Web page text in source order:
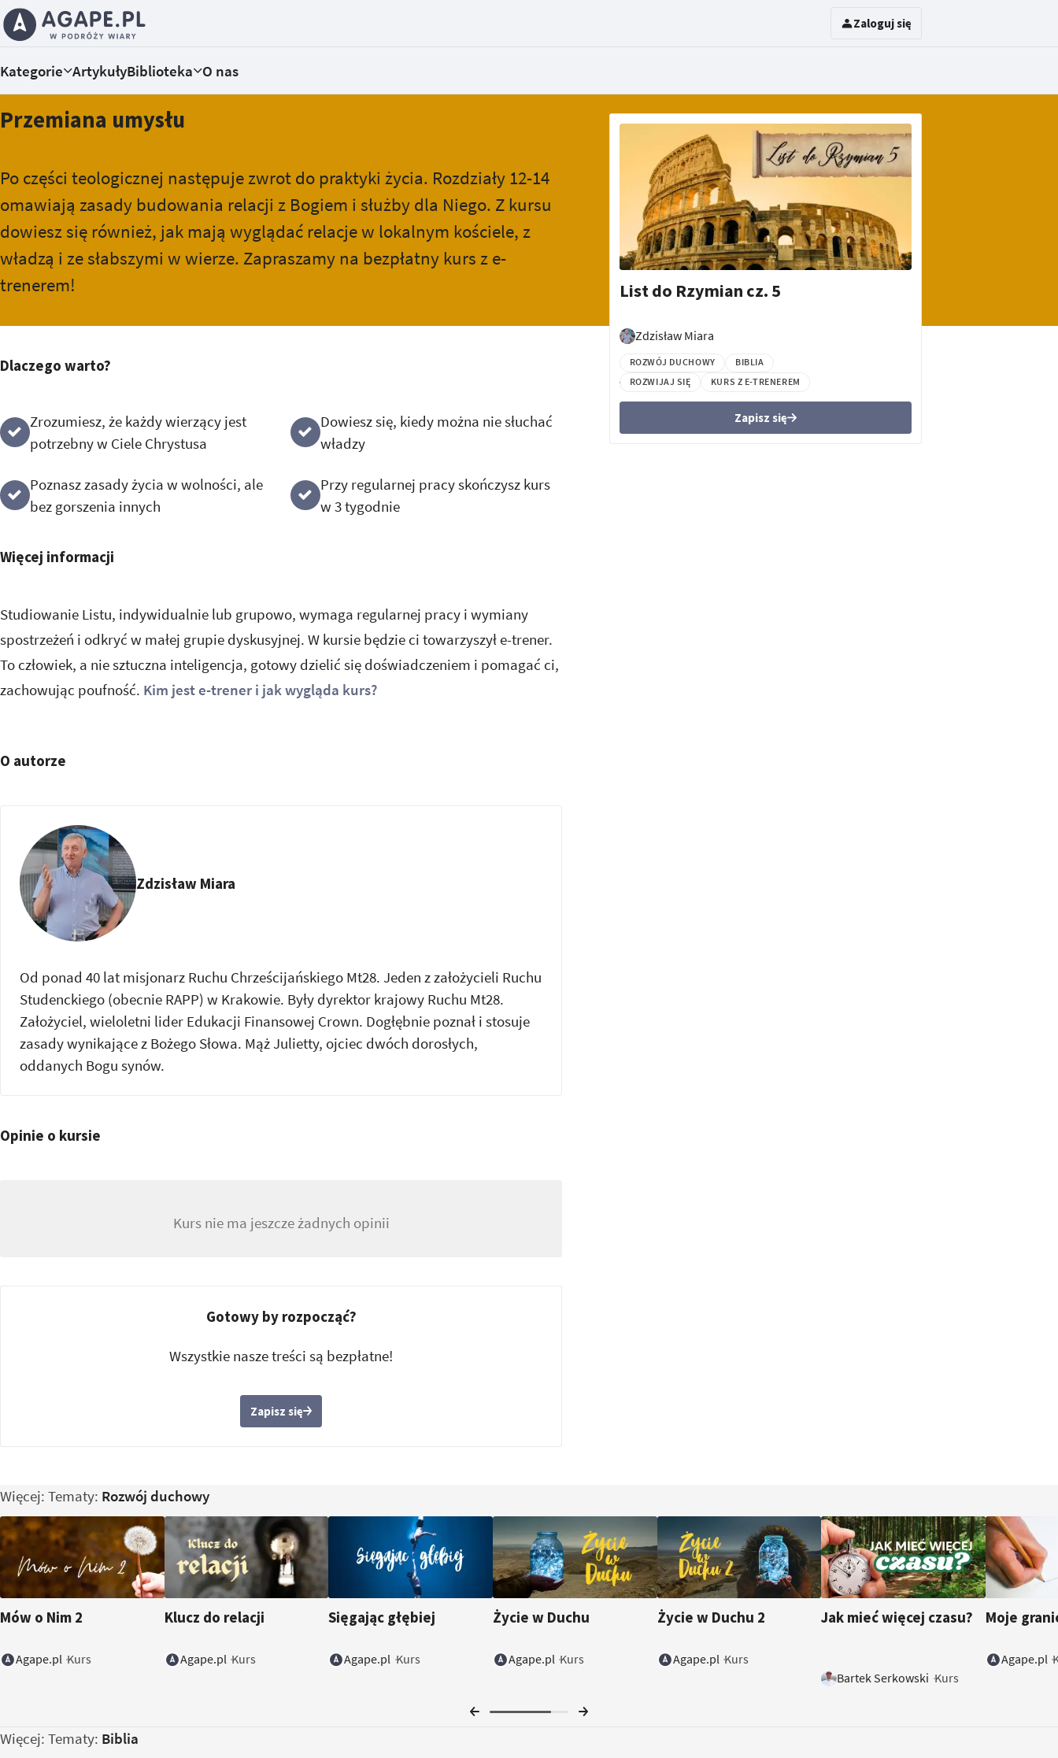
Zaloguj się
Kategorie ArtykułyBiblioteka O nas
Przemiana umysłu
Po części teologicznej następuje zwrot do praktyki życia. Rozdziały 12-14
omawiają zasady budowania relacji z Bogiem i służby dla Niego. Z kursu
dowiesz się również, jak mają wyglądać relacje w lokalnym kościele, z
władzą i ze słabszymi w wierze. Zapraszamy na bezpłatny kurs z e-
trenerem!
List do Rzymian cz. 5
Zdzisław Miara
ROZWÓJ DUCHOWY
BIBLIA
ROZWIJAJ SIĘ
KURS Z E-TRENEREM
Zapisz się
Dlaczego warto?
Zrozumiesz, że każdy wierzący jest
potrzebny w Ciele Chrystusa
Dowiesz się, kiedy można nie słuchać
władzy
Poznasz zasady życia w wolności, ale
bez gorszenia innych
Przy regularnej pracy skończysz kurs
w 3 tygodnie
Więcej informacji
Studiowanie Listu, indywidualnie lub grupowo, wymaga regularnej pracy i wymiany
spostrzeżeń i odkryć w małej grupie dyskusyjnej. W kursie będzie ci towarzyszył e-trener.
To człowiek, a nie sztuczna inteligencja, gotowy dzielić się doświadczeniem i pomagać ci,
zachowując poufność. Kim jest e-trener i jak wygląda kurs?
O autorze
Zdzisław Miara
Od ponad 40 lat misjonarz Ruchu Chrześcijańskiego Mt28. Jeden z założycieli Ruchu
Studenckiego (obecnie RAPP) w Krakowie. Były dyrektor krajowy Ruchu Mt28.
Założyciel, wieloletni lider Edukacji Finansowej Crown. Dogłębnie poznał i stosuje
zasady wynikające z Bożego Słowa. Mąż Julietty, ojciec dwóch dorosłych,
oddanych Bogu synów.
Opinie o kursie
Kurs nie ma jeszcze żadnych opinii
Gotowy by rozpocząć?
Wszystkie nasze treści są bezpłatne!
Zapisz się
Więcej: Tematy: Rozwój duchowy
Mów o Nim 2
Agape.pl Kurs
Klucz do relacji
Agape.pl Kurs
Sięgając głębiej
Agape.pl Kurs
Życie w Duchu
Agape.pl Kurs
Życie w Duchu 2
Agape.pl Kurs
Jak mieć więcej czasu?
Bartek Serkowski Kurs
Moje
Agape.pl
Więcej: Tematy: Biblia